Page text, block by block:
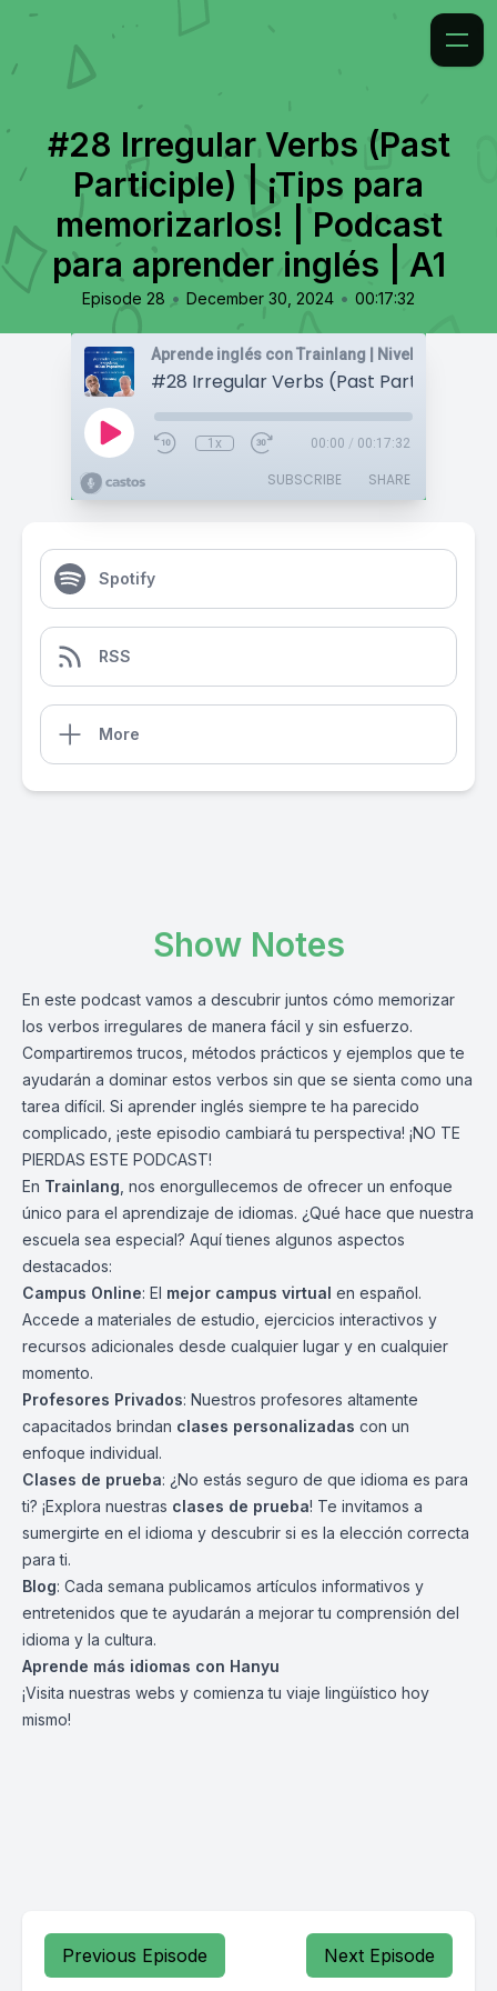
#28 Irregular Verbs (Past
Participle) | ¡Tips para
memorizarlos! | Podcast
para aprender inglés | A1
Episode 28 • December 30, 2024 • 00:17:32
1x 00:00 / 00:17:32
SUBSCRIBE SHARE
Spotify
RSS
More
Show Notes
En este podcast vamos a descubrir juntos cómo memorizar
los verbos irregulares de manera fácil y sin esfuerzo.
Compartiremos trucos, métodos prácticos y ejemplos que te
ayudarán a dominar estos verbos sin que se sienta como una
tarea difícil. Si aprender inglés siempre te ha parecido
complicado, ¡este episodio cambiará tu perspectiva! ¡NO TE
PIERDAS ESTE PODCAST!
En Trainlang , nos enorgullecemos de ofrecer un enfoque
único para el aprendizaje de idiomas. ¿Qué hace que nuestra
escuela sea especial? Aquí tienes algunos aspectos
destacados:
Campus Online: El mejor campus virtual en español.
Accede a materiales de estudio, ejercicios interactivos y
recursos adicionales desde cualquier lugar y en cualquier
momento.
Profesores Privados: Nuestros profesores altamente
capacitados brindan clases personalizadas con un
enfoque individual.
Clases de prueba: ¿No estás seguro de que idioma es para
ti? ¡Explora nuestras clases de prueba! Te invitamos a
sumergirte en el idioma y descubrir si es la elección correcta
para ti.
Blog: Cada semana publicamos artículos informativos y
entretenidos que te ayudarán a mejorar tu comprensión del
idioma y la cultura.
Aprende más idiomas con Hanyu
¡Visita nuestras webs y comienza tu viaje lingüístico hoy
mismo!
Previous Episode Next Episode